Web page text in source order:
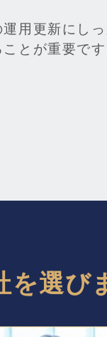
用更新にし
とが重要です
選び